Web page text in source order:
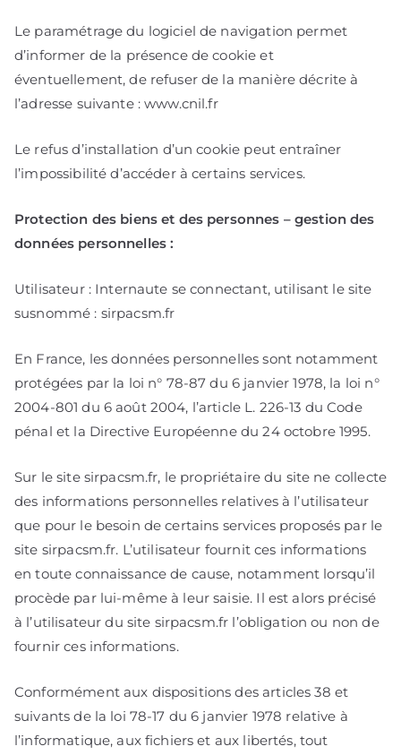
Le paramétrage du logiciel de navigation permet
d’informer de la présence de cookie et
éventuellement, de refuser de la manière décrite à
l’adresse suivante : www.cnil.fr
Le refus d’installation d’un cookie peut entraîner
l’impossibilité d’accéder à certains services.
Protection des biens et des personnes – gestion des
données personnelles :
Utilisateur : Internaute se connectant, utilisant le site
susnommé : sirpacsm.fr
En France, les données personnelles sont notamment
protégées par la loi n° 78-87 du 6 janvier 1978, la loi n°
2004-801 du 6 août 2004, l’article L. 226-13 du Code
pénal et la Directive Européenne du 24 octobre 1995.
Sur le site sirpacsm.fr, le propriétaire du site ne collecte
des informations personnelles relatives à l’utilisateur
que pour le besoin de certains services proposés par le
site sirpacsm.fr. L’utilisateur fournit ces informations
en toute connaissance de cause, notamment lorsqu’il
procède par lui-même à leur saisie. Il est alors précisé
à l’utilisateur du site sirpacsm.fr l’obligation ou non de
fournir ces informations.
Conformément aux dispositions des articles 38 et
suivants de la loi 78-17 du 6 janvier 1978 relative à
l’informatique, aux fichiers et aux libertés, tout